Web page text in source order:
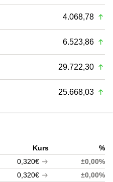
4.068,78
6.523,86
29.722,30
25.668,03
Kurs
%
0,320€
±0,00%
0,320€
±0,00%